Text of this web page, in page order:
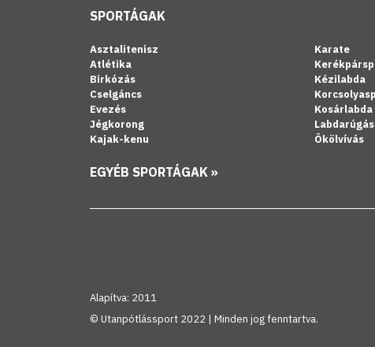
SPORTÁGAK
Asztalitenisz
Atlétika
Birkózás
Cselgáncs
Evezés
Jégkorong
Kajak-kenu
Karate
Kézilabda
Kosárlabda
Labdarúgás
Ökölvívás
EGYÉB SPORTÁGAK »
Alapítva: 2011
© Utanpótlássport 2022 | Minden jog fenntartva.